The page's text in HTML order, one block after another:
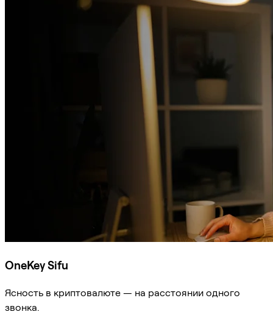
OneKey Sifu
Ясность в криптовалюте — на расстоянии одного
звонка.